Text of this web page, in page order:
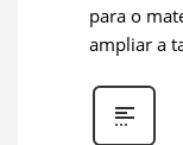
para o
ampliar a